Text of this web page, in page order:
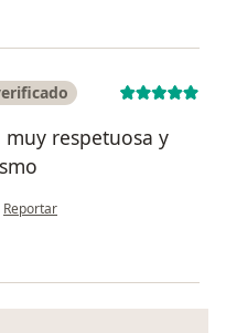
respetuosa y
en opinión del usuario P.M
Reportar